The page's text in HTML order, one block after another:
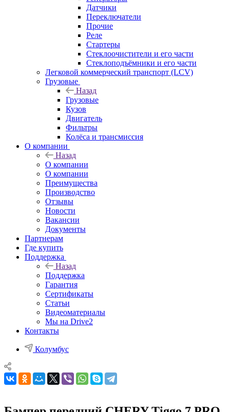
Датчики
Переключатели
Прочие
Реле
Стартеры
Стеклоочистители и его части
Стеклоподъёмники и его части
Легковой коммерческий транспорт (LCV)
Грузовые
Назад
Грузовые
Кузов
Двигатель
Фильтры
Колёса и трансмиссия
О компании
Назад
О компании
О компании
Преимущества
Производство
Отзывы
Новости
Вакансии
Документы
Партнерам
Где купить
Поддержка
Назад
Поддержка
Гарантия
Сертификаты
Статьи
Видеоматериалы
Мы на Drive2
Контакты
Колумбус